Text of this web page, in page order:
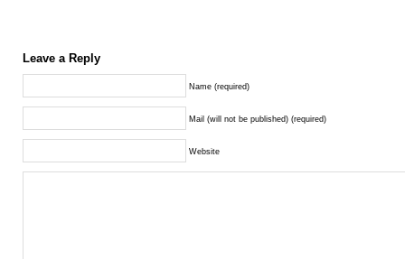
Leave a Reply
Name (required)
Mail (will not be published) (required)
Website